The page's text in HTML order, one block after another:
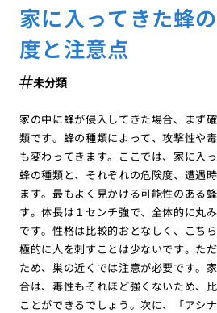
家に入ってきた蜂
度と注意点
未分類
家の中に蜂が侵入してきた場合、まず
類です。蜂の種類によって、攻撃性や
も変わってきます。ここでは、家に入
蜂の種類と、それぞれの危険度、遭遇
ます。最もよく見かける可能性のある
す。体長は１センチ強で、全体的に丸
です。性格は比較的おとなしく、こち
極的に人を刺すことは少ないです。た
ため、巣の近くでは注意が必要です。
合は、毒性もそれほど強くないため、
ことができるでしょう。次に、「アシ